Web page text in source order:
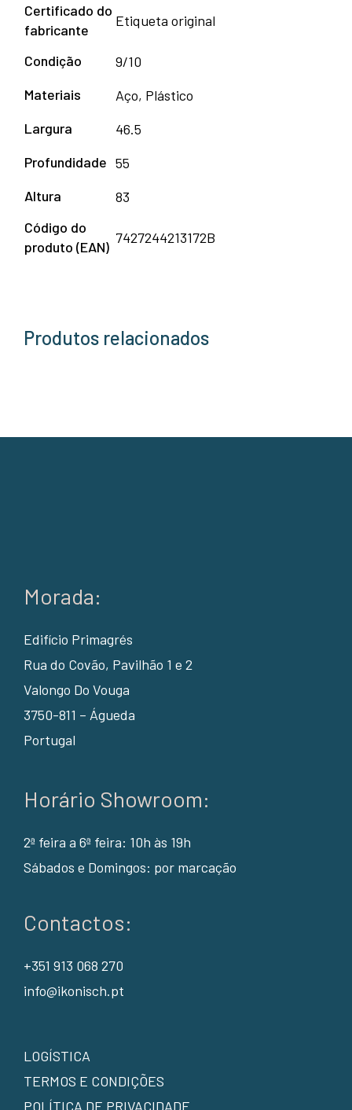
Certificado do
fabricante
Etiqueta original
Condição
9/10
Materiais
Aço, Plástico
Largura
46.5
Profundidade 55
Altura
83
Código do
produto (EAN)
7427244213172B
Produtos relacionados
Morada:
Edifício Primagrés
Rua do Covão, Pavilhão 1 e 2
Valongo Do Vouga
3750-811 – Águeda
Portugal
Horário Showroom:
2ª feira a 6ª feira: 10h às 19h
Sábados e Domingos: por marcação
Contactos:
+351 913 068 270
info@ikonisch.pt
LOGÍSTICA
TERMOS E CONDIÇÕES
POLÍTICA DE PRIVACIDADE